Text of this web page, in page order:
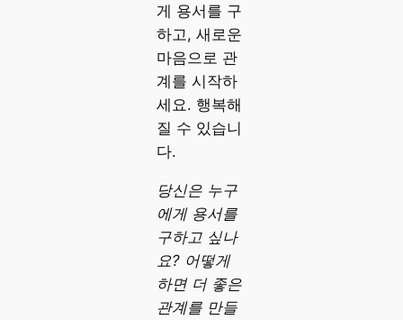
게 용서를 구
하고, 새로운
마음으로 관
계를 시작하
세요. 행복해
질 수 있습니
다.
당신은 누구
에게 용서를
구하고 싶나
요? 어떻게
하면 더 좋은
관계를 만들